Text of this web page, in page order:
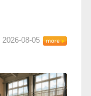
2026-08-05